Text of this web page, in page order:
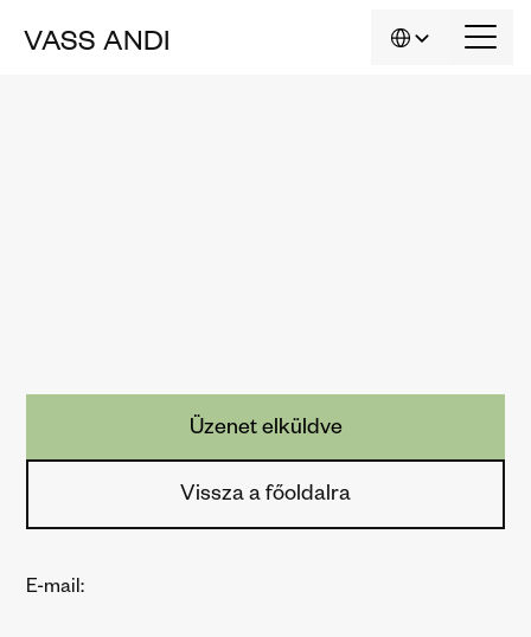
E-mail:
örülök, hogy találkozunk! — Andi
Üzenet elküldve
Vissza a főoldalra
VASS ANDI HU